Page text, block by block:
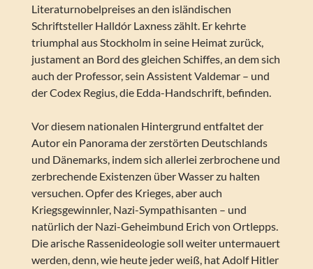
Literaturnobelpreises an den isländischen
Schriftsteller Halldór Laxness zählt. Er kehrte
triumphal aus Stockholm in seine Heimat zurück,
justament an Bord des gleichen Schiffes, an dem sich
auch der Professor, sein Assistent Valdemar – und
der Codex Regius, die Edda-Handschrift, befinden.
Vor diesem nationalen Hintergrund entfaltet der
Autor ein Panorama der zerstörten Deutschlands
und Dänemarks, indem sich allerlei zerbrochene und
zerbrechende Existenzen über Wasser zu halten
versuchen. Opfer des Krieges, aber auch
Kriegsgewinnler, Nazi-Sympathisanten – und
natürlich der Nazi-Geheimbund Erich von Ortlepps.
Die arische Rassenideologie soll weiter untermauert
werden, denn, wie heute jeder weiß, hat Adolf Hitler